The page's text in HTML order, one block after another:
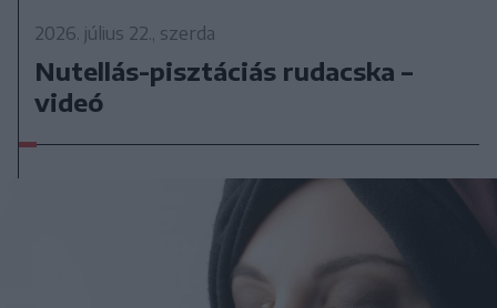
2026. július 22., szerda
Nutellás-pisztáciás rudacska –
videó